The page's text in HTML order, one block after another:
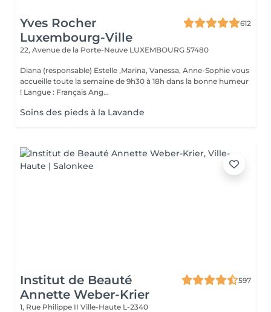
Yves Rocher
Luxembourg-Ville
612
22, Avenue de la Porte-Neuve LUXEMBOURG 57480
Diana (responsable) Estelle ,Marina, Vanessa, Anne-Sophie vous
accueille toute la semaine de 9h30 à 18h dans la bonne humeur
! Langue : Français Ang...
Soins des pieds à la Lavande
Institut de Beauté
Annette Weber-Krier
597
1, Rue Philippe II Ville-Haute L-2340